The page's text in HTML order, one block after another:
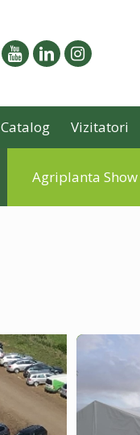
Catalog Vizitatori
Agriplanta Show